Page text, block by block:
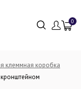
0
клеммная коробка